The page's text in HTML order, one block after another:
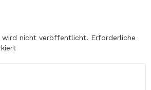
wird nicht veröffentlicht. Erforderliche